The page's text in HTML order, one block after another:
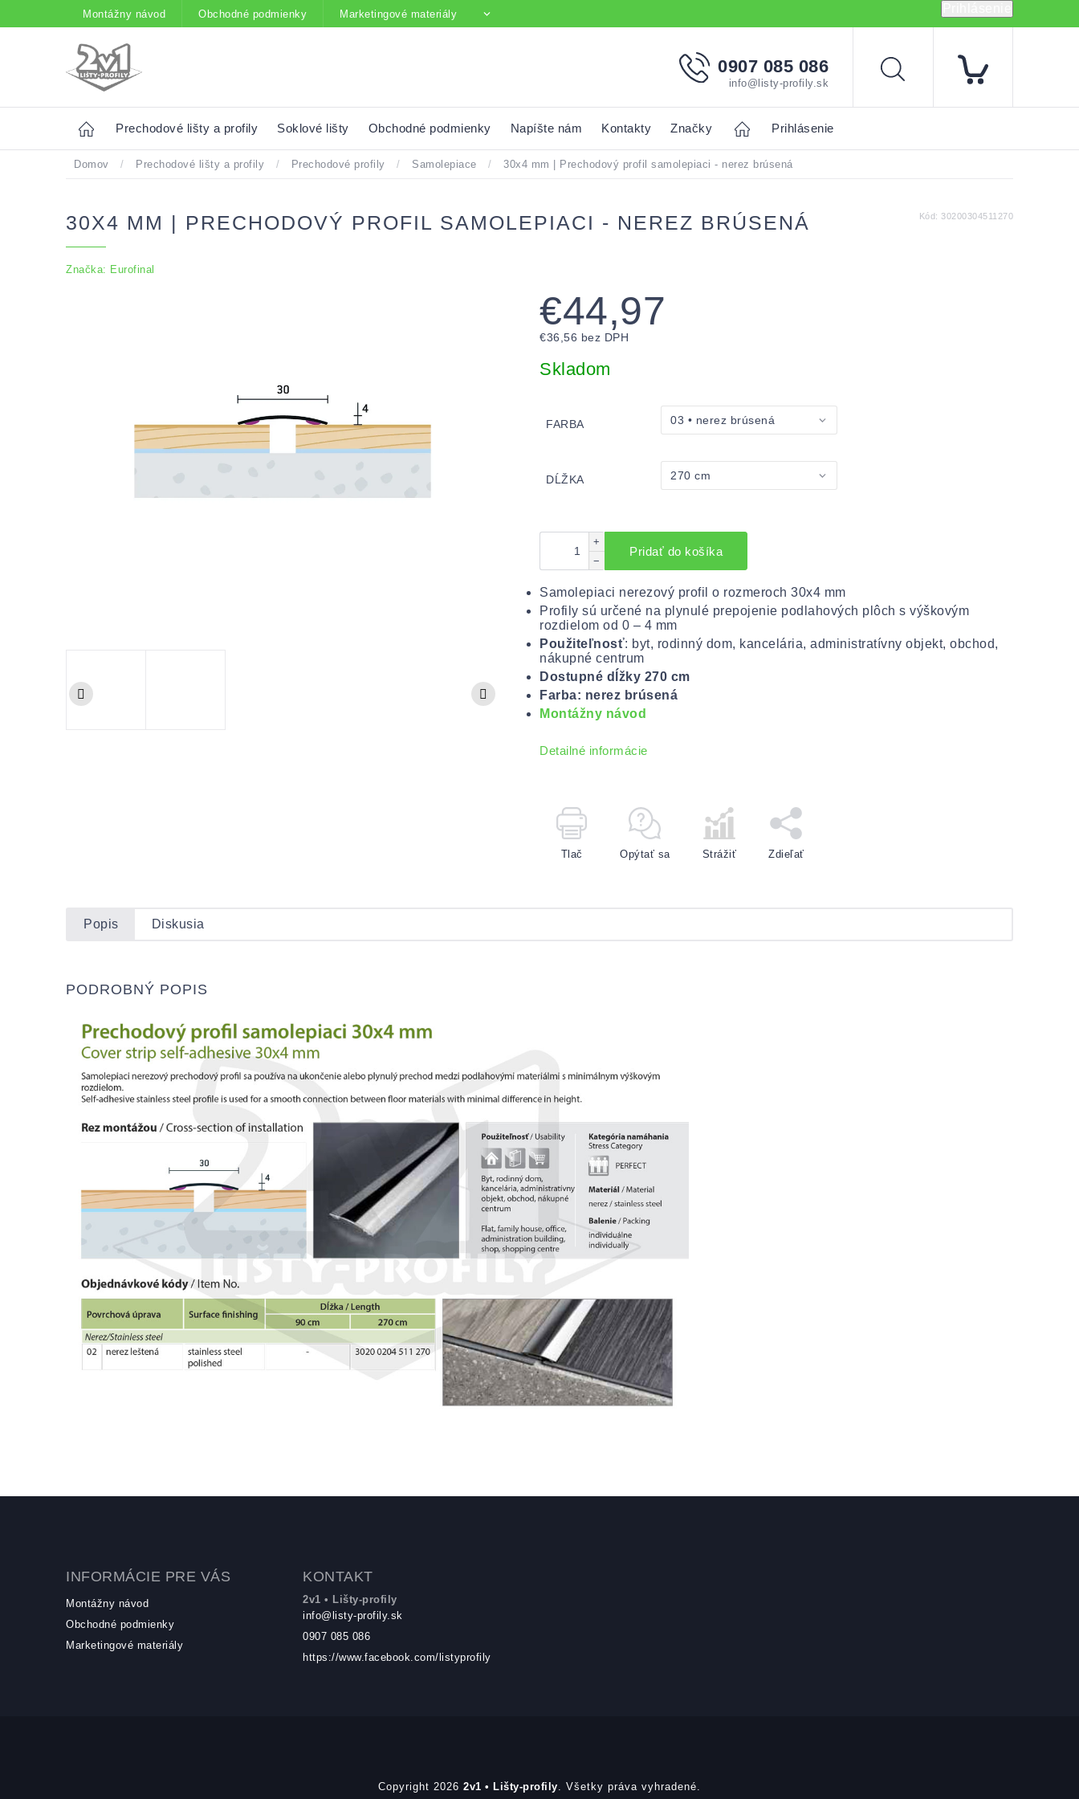
Montážny návod Obchodné podmienky Marketingové materiály
0907 085 086
info@listy-profily.sk
Hľadať
Home Prechodové lišty a profily Soklové lišty Obchodné podmienky Napíšte nám Kontakty Značky Home Prihlásenie
Domov / Prechodové lišty a profily / Prechodové profily / Samolepiace / 30x4 mm | Prechodový profil samolepiaci - nerez brúsená
30X4 MM | PRECHODOVÝ PROFIL SAMOLEPIACI - NEREZ BRÚSENÁ Kód: 30200304511270
Značka: Eurofinal
€44,97
€36,56 bez DPH
cena:
Skladom
FARBA
DĹŽKA
+
−
Pridať do košíka
Samolepiaci nerezový profil o rozmeroch 30x4 mm
Profily sú určené na plynulé prepojenie podlahových plôch s výškovým
rozdielom od 0 – 4 mm
Použiteľnosť: byt, rodinný dom, kancelária, administratívny objekt, obchod,
nákupné centrum
Dostupné dĺžky 270 cm
Farba: nerez brúsená
Montážny návod
Detailné informácie
Tlač Opýtať sa Strážiť Zdieľať
Popis Diskusia
PODROBNÝ POPIS
INFORMÁCIE PRE VÁS
Montážny návod
Obchodné podmienky
Marketingové materiály
KONTAKT
2v1 • Lišty-profily
info@ listy-profily.sk
0907 085 086
https://www.facebook.com/listyprofily
Copyright 20262v1 • Lišty-profily. Všetky práva vyhradené.